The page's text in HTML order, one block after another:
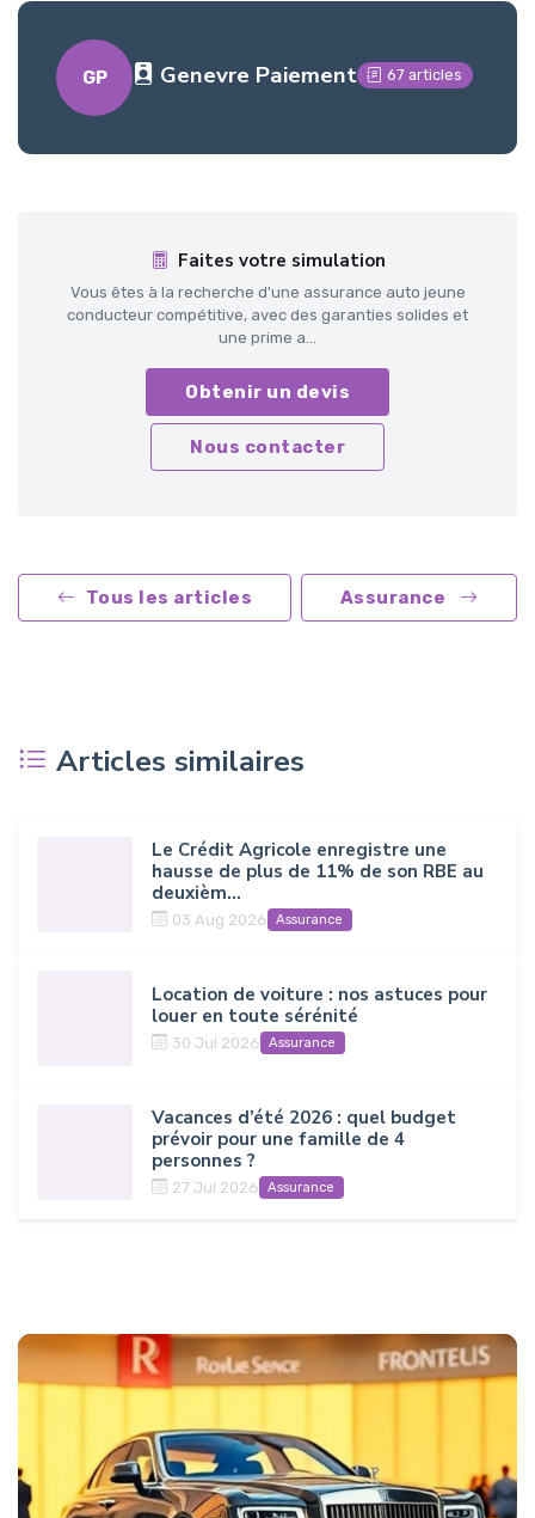
GP Genevre Paiement 67 articles
Faites votre simulation
Vous êtes à la recherche d'une assurance auto jeune
conducteur compétitive, avec des garanties solides et
une prime a...
Obtenir un devis
Nous contacter
Tous les articles Assurance
Articles similaires
Le Crédit Agricole enregistre une
hausse de plus de 11% de son RBE au
deuxièm...
03 Aug 2026 Assurance
Location de voiture : nos astuces pour
louer en toute sérénité
30 Jul 2026 Assurance
Vacances d’été 2026 : quel budget
prévoir pour une famille de 4
personnes ?
27 Jul 2026 Assurance